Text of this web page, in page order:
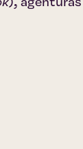
), aģentūras